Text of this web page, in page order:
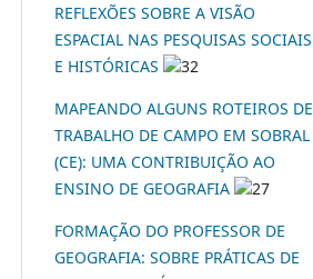
REFLEXÕES SOBRE A VISÃO
ESPACIAL NAS PESQUISAS SOCIAIS
E HISTÓRICAS
32
MAPEANDO ALGUNS ROTEIROS DE
TRABALHO DE CAMPO EM SOBRAL
(CE): UMA CONTRIBUIÇÃO AO
ENSINO DE GEOGRAFIA
27
FORMAÇÃO DO PROFESSOR DE
GEOGRAFIA: SOBRE PRÁTICAS DE